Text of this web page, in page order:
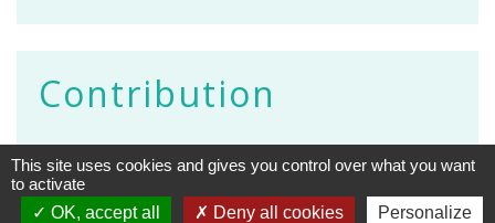
Contribution
...
Accès à la contribution
This site uses cookies and gives you control over what you want
to activate
OK, accept all
Deny all cookies Personalize